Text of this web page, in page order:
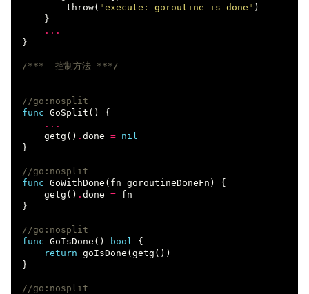
throw( "execute: goroutine is done" )
}
...
}
/***  控制方法 ***/
//go:nosplit
func GoSplit ()
{
...
getg () . done = nil
}
//go:nosplit
func GoWithDone ( fn goroutineDoneFn )
{
getg () . done = fn
}
//go:nosplit
func GoIsDone () bool
{
return goIsDone ( getg ())
}
//go:nosplit